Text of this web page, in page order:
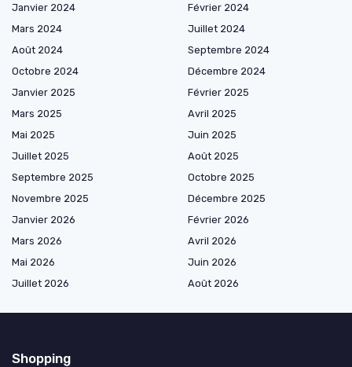
Janvier 2024
Février 2024
Mars 2024
Juillet 2024
Août 2024
Septembre 2024
Octobre 2024
Décembre 2024
Janvier 2025
Février 2025
Mars 2025
Avril 2025
Mai 2025
Juin 2025
Juillet 2025
Août 2025
Septembre 2025
Octobre 2025
Novembre 2025
Décembre 2025
Janvier 2026
Février 2026
Mars 2026
Avril 2026
Mai 2026
Juin 2026
Juillet 2026
Août 2026
Shopping